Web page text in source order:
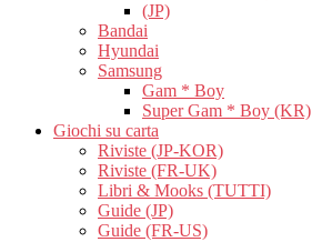
(JP)
Bandai
Hyundai
Samsung
Gam * Boy
Super Gam * Boy (KR)
Giochi su carta
Riviste (JP-KOR)
Riviste (FR-UK)
Libri & Mooks (TUTTI)
Guide (JP)
Guide (FR-US)